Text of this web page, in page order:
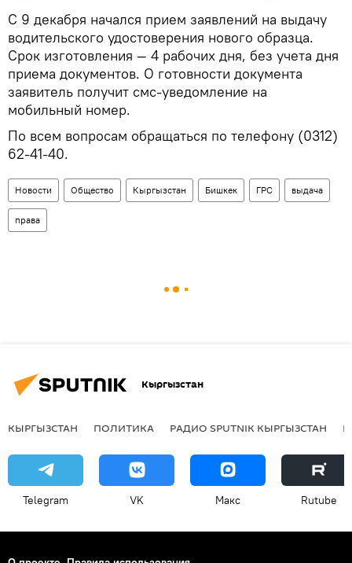
С 9 декабря начался прием заявлений на выдачу
водительского удостоверения нового образца.
Срок изготовления — 4 рабочих дня, без учета дня
приема документов. О готовности документа
заявитель получит смс-уведомление на
мобильный номер.
По всем вопросам обращаться по телефону (0312)
62-41-40.
Новости Общество Кыргызстан Бишкек ГРС выдача
права
Кыргызстан
КЫРГЫЗСТАН ПОЛИТИКА РАДИО SPUTNIK КЫРГЫЗСТАН
Telegram VK Макс Rutube